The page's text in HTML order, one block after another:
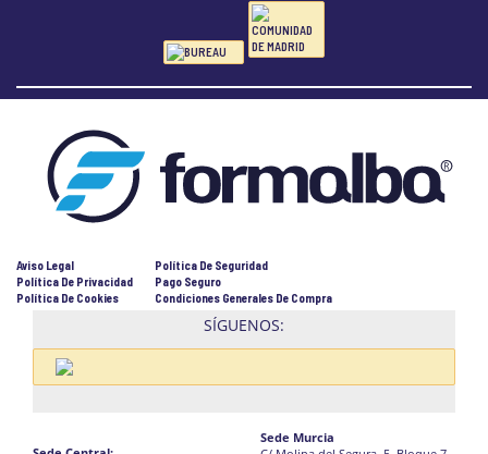
Aviso Legal
Política De Privacidad
Política De Cookies
Política De Seguridad
Pago Seguro
Condiciones Generales De Compra
SÍGUENOS:
Sede Murcia